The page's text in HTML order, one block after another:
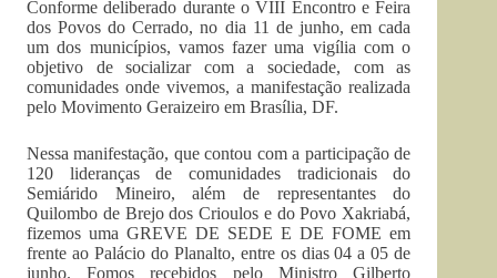
Conforme deliberado durante o VIII Encontro e Feira
dos Povos do Cerrado, no dia 11 de junho, em cada
um dos municípios, vamos fazer uma vigília com o
objetivo de socializar com a sociedade, com as
comunidades onde vivemos, a manifestação realizada
pelo Movimento Geraizeiro em Brasília, DF.
Nessa manifestação, que contou com a participação de
120 lideranças de comunidades tradicionais do
Semiárido Mineiro, além de representantes do
Quilombo de Brejo dos Crioulos e do Povo Xakriabá,
fizemos uma GREVE DE SEDE E DE FOME em
frente ao Palácio do Planalto, entre os dias 04 a 05 de
junho. Fomos recebidos pelo Ministro Gilberto